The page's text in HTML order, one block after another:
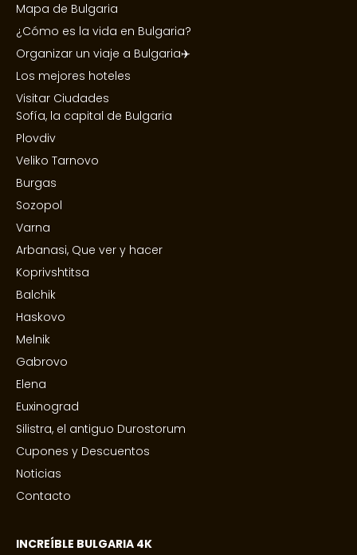
Mapa de Bulgaria
¿Cómo es la vida en Bulgaria?
Organizar un viaje a Bulgaria✈️
Los mejores hoteles
Visitar Ciudades
Sofía, la capital de Bulgaria
Plovdiv
Veliko Tarnovo
Burgas
Sozopol
Varna
Arbanasi, Que ver y hacer
Koprivshtitsa
Balchik
Haskovo
Melnik
Gabrovo
Elena
Euxinograd
Silistra, el antiguo Durostorum
Cupones y Descuentos
Noticias
Contacto
INCREÍBLE BULGARIA 4K